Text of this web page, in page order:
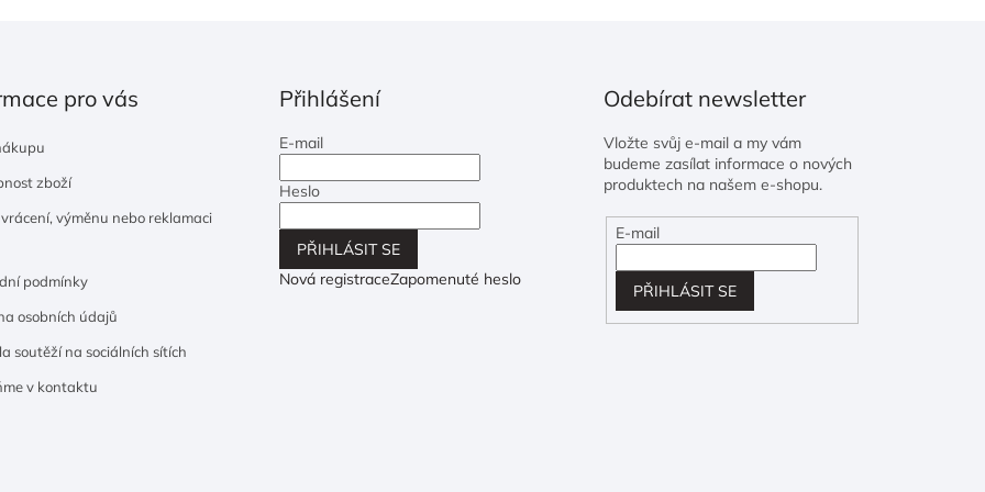
pro vás
zboží
vrácení, výměnu nebo reklamaci
podmínky
osobních údajů
soutěží na sociálních sítích
v kontaktu
Přihlášení
E-mail
Heslo
PŘIHLÁSIT SE
Nová registraceZapomenuté heslo
Odebírat newsletter
Vložte svůj e-mail a my vám
budeme zasílat informace o nových
produktech na našem e-shopu.
E-mail
PŘIHLÁSIT SE